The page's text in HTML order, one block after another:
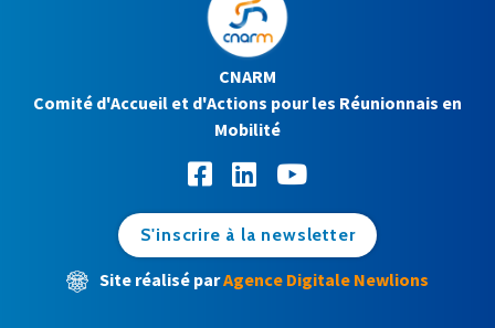
CNARM
Comité d'Accueil et d'Actions pour les Réunionnais en
Mobilité
S'inscrire à la newsletter
Site réalisé parAgence Digitale Newlions